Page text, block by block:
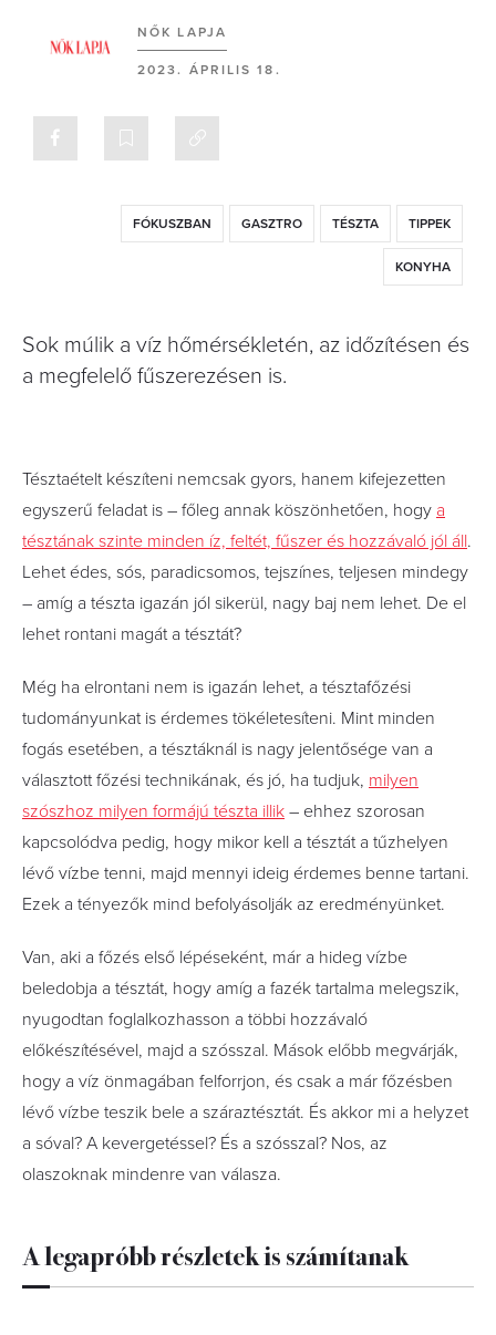
NŐK LAPJA
2023. ÁPRILIS 18.
FÓKUSZBAN GASZTRO TÉSZTA TIPPEK
KONYHA
Sok múlik a víz hőmérsékletén, az időzítésen és
a megfelelő fűszerezésen is.
Tésztaételt készíteni nemcsak gyors, hanem kifejezetten
egyszerű feladat is – főleg annak köszönhetően, hogy a
tésztának szinte minden íz, feltét, fűszer és hozzávaló jól áll.
Lehet édes, sós, paradicsomos, tejszínes, teljesen mindegy
– amíg a tészta igazán jól sikerül, nagy baj nem lehet. De el
lehet rontani magát a tésztát?
Még ha elrontani nem is igazán lehet, a tésztafőzési
tudományunkat is érdemes tökéletesíteni. Mint minden
fogás esetében, a tésztáknál is nagy jelentősége van a
választott főzési technikának, és jó, ha tudjuk, milyen
szószhoz milyen formájú tészta illik – ehhez szorosan
kapcsolódva pedig, hogy mikor kell a tésztát a tűzhelyen
lévő vízbe tenni, majd mennyi ideig érdemes benne tartani.
Ezek a tényezők mind befolyásolják az eredményünket.
Van, aki a főzés első lépéseként, már a hideg vízbe
beledobja a tésztát, hogy amíg a fazék tartalma melegszik,
nyugodtan foglalkozhasson a többi hozzávaló
előkészítésével, majd a szósszal. Mások előbb megvárják,
hogy a víz önmagában felforrjon, és csak a már főzésben
lévő vízbe teszik bele a száraztésztát. És akkor mi a helyzet
a sóval? A kevergetéssel? És a szósszal? Nos, az
olaszoknak mindenre van válasza.
A legapróbb részletek is számítanak